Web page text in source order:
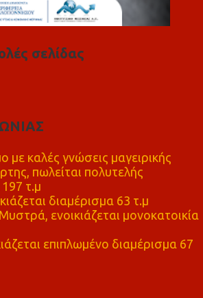
σελίδας
με καλές γνώσεις μαγειρικής
πωλείται πολυτελής
τ.μ
διαμέρισμα 63 τ.μ
ενοικιάζεται μονοκατοικία
επιπλωμένο διαμέρισμα 67